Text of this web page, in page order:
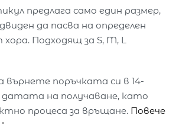
предлага само един размер,
да пасва на определен
Подходящ за S, M, L
върнете поръчката си в 14-
датата на получаване, като
процеса за връщане. Повече